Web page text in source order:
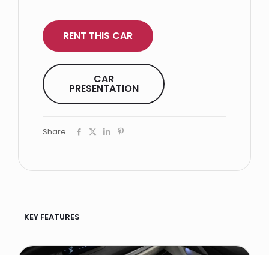
RENT THIS CAR
CAR
PRESENTATION
Share
KEY FEATURES